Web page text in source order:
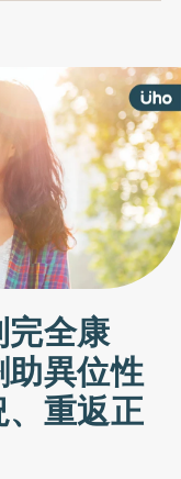
全康
異位性
重返正